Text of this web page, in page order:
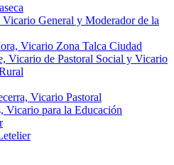
General y Moderador de la
Vicario Zona Talca Ciudad
Vicario de Pastoral Social y Vicario
Vicario Pastoral
Vicario para la Educación